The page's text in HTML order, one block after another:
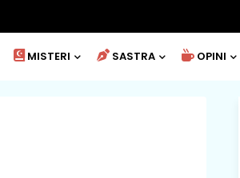
MISTERI SASTRA OPINI